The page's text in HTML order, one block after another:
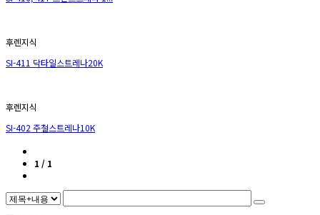
후렌지식
SI-411 닥타일스트레나20K
후렌지식
SI-402 주철스트레나10K
1 / 1